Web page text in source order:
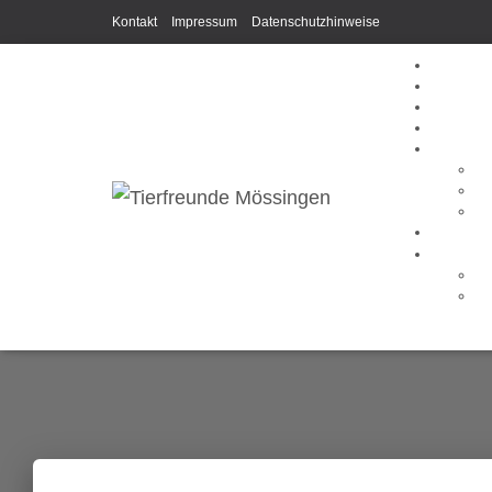
Kontakt Impressum Datenschutzhinweise